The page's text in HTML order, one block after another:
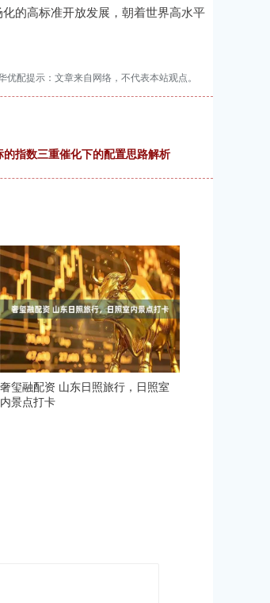
的高标准开放发展，朝着世界高水平
优配提示：文章来自网络，不代表本站观点。
指数三重催化下的配置思路解析
奢玺融配资 山东日照旅行，日照室
内景点打卡